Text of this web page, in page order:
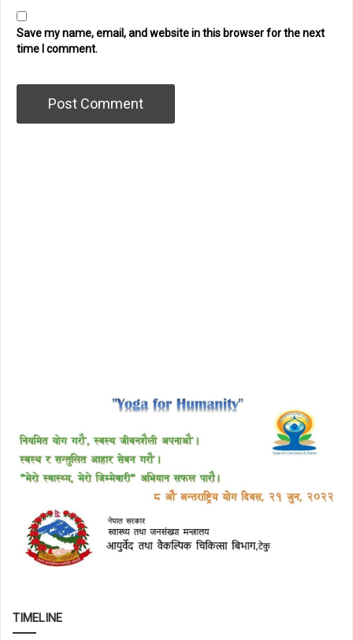
Save my name, email, and website in this browser for the next
time I comment.
TIMELINE